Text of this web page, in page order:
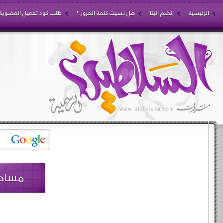
الرئيسية إنضم الينا هل نسيت كلمة المرور ؟ طلب كود تفعيل